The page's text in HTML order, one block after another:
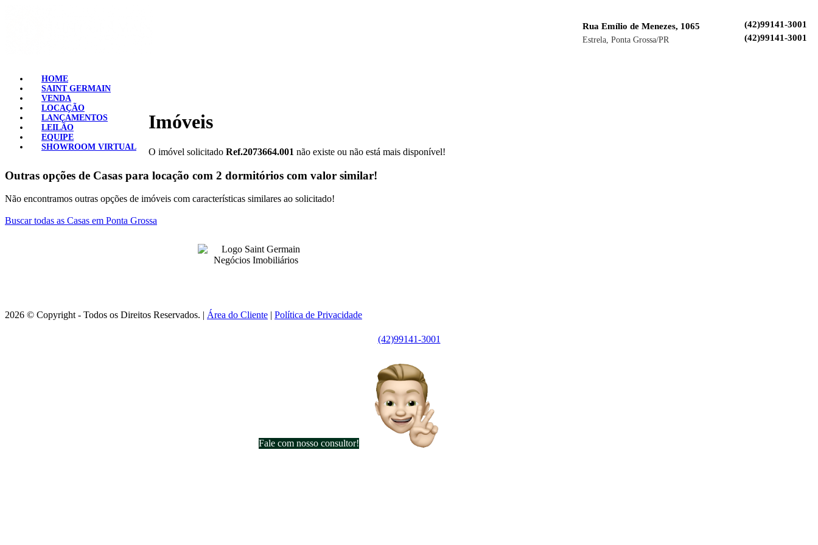
Rua Emílio de Menezes, 1065
Estrela, Ponta Grossa/PR
(42)99141-3001
(42)99141-3001
HOME
SAINT GERMAIN
VENDA
LOCAÇÃO
LANÇAMENTOS
LEILÃO
EQUIPE
SHOWROOM VIRTUAL
Imóveis
O imóvel solicitado Ref.2073664.001 não existe ou não está mais disponível!
Outras opções de Casas para locação com 2 dormitórios com valor similar!
Não encontramos outras opções de imóveis com características similares ao solicitado!
Buscar todas as Casas em Ponta Grossa
2026 © Copyright - Todos os Direitos Reservados. | Área do Cliente | Política de Privacidade
(42)99141-3001
Fale com nosso consultor!